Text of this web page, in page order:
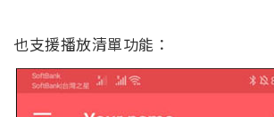
也支援播放清單功能：